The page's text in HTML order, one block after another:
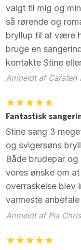
valgt til mig og
så rørende og
bryllup til at være
bruge en
kontakte Stine
Anmeldt af
Fantastisk
Stine sang 3
og svigersøns
Både brudepar
vores ønske om
overraskelse blev
varmeste
Anmeldt af Pia